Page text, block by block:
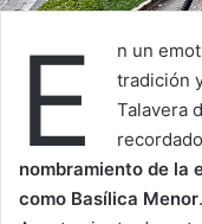
E
n un
tradición
Talavera
nombramiento de la
como Basílica Menor